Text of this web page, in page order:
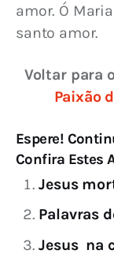
amor. Ó
santo amor.
Voltar para o
Paixão
Espere!
Confira Estes
Jesus
Palavras
Jesus na